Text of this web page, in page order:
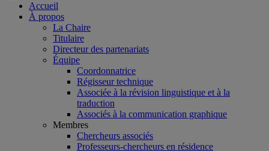
Accueil
À propos
La Chaire
Titulaire
Directeur des partenariats
Équipe
Coordonnatrice
Régisseur technique
Associée à la révision linguistique et à la
traduction
Associés à la communication graphique
Membres
Chercheurs associés
Professeurs-chercheurs en résidence